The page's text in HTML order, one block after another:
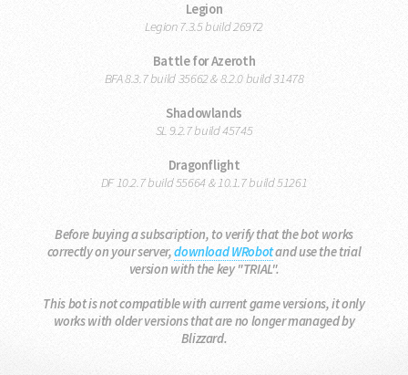
Legion
Legion 7.3.5 build 26972
Battle for Azeroth
BFA 8.3.7 build 35662 & 8.2.0 build 31478
Shadowlands
SL 9.2.7 build 45745
Dragonflight
DF 10.2.7 build 55664 & 10.1.7 build 51261
Before buying a subscription, to verify that the bot works
correctly on your server,download WRobotand use the trial
version with the key "TRIAL".
This bot is not compatible with current game versions, it only
works with older versions that are no longer managed by
Blizzard.